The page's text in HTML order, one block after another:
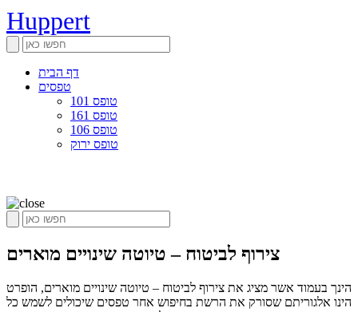
Huppert
דף הבית
טפסים
טופס 101
טופס 161
טופס 106
טופס ירוק
צירוף לביטוח – טיוטה שינויים מוארים
הינך בעמוד אשר מציג את צירוף לביטוח – טיוטה שינויים מוארים, הופרט
הינו אלגוריתם שסורק את הרשת בחיפוש אחר טפסים שיכולים לשמש כל